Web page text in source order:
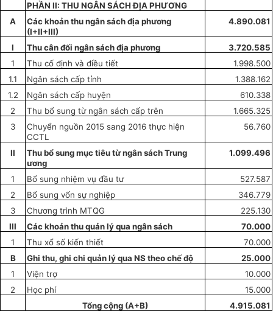
PHẦN II: THU NGÂN SÁCH ĐỊA PHƯƠNG
A
Các khoản thu ngân sách địa phương
(I+II+III)
4.890.081
I Thu cân đối ngân sách địa phương
3.720.585
1
Thu cố định và điều tiết
1.998.500
1.1
Ngân sách cấp tỉnh
1.388.162
1.2
Ngân sách cấp huyện
610.338
2
Thu bổ sung từ ngân sách cấp trên
1.665.325
3
Chuyển nguồn 2015 sang 2016 thực hiện
CCTL
56.760
II
Thu bổ sung mục tiêu từ ngân sách Trung
ương
1.099.496
1 Bổ sung nhiệm vụ đầu tư
527.587
2
Bổ sung vốn sự nghiệp
346.779
3
Chương trình MTQG
225.130
III
Các khoản thu quản lý qua ngân sách
70.000
1
Thu xổ số kiến thiết
70.000
B
Ghi thu, ghi chi quản lý qua NS theo chế độ
25.000
1
Viện trợ
10.000
2
Học phí
15.000
Tổng cộng (A+B) 4.915.081